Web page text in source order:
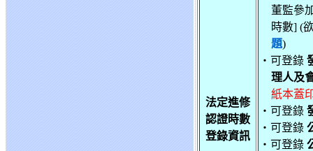
法定進修
認證時數
登錄資訊
董監參
時數] (
題)
‧可登錄
理人及
紙本蓋
‧可登錄
‧可登錄
‧可登錄